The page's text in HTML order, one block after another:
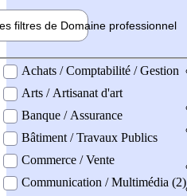
filtres de Domaine professionnel
professionel
Achats / Comptabilité / Gestion
Arts / Artisanat d'art
Banque / Assurance
Bâtiment / Travaux Publics
Commerce / Vente
Communication / Multimédia (2)